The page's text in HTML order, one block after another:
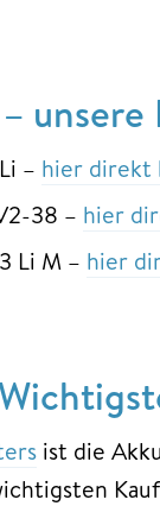
– hier direkt
38 – hier
Li M – hier
ist die